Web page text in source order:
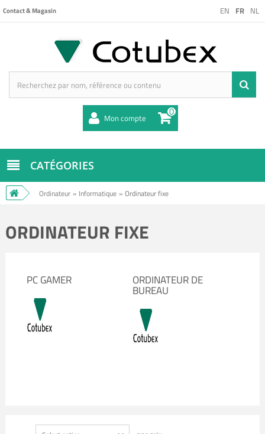
EN FR NL
Contact & Magasin
Mon compte 0
CATÉGORIES
Ordinateur » Informatique » Ordinateur fixe
ORDINATEUR FIXE
PC GAMER ORDINATEUR DE
BUREAU